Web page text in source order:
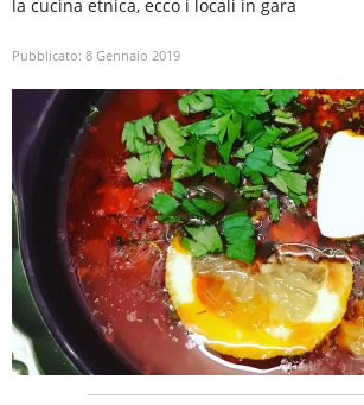
la cucina etnica, ecco i locali in gara
Pubblicato: 8 Gennaio 2019